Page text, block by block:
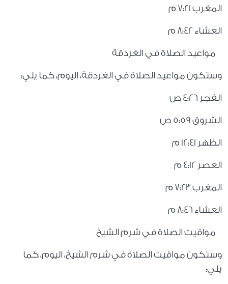
المغرب 7:21 م
العشاء 8:42 م
مواعيد الصلاة في الغردقة
وستكون مواعيد الصلاة في الغردقة، اليوم، كما يلي:
الفجر 4:26 ص
الشروق 5:59 ص
الظهر 12:41 م
العصر 4:12 م
المغرب 7:23 م
العشاء 8:46 م
مواقيت الصلاة في شرم الشيخ
وستكون مواقيت الصلاة في شرم الشيخ، اليوم، كما
يلي: